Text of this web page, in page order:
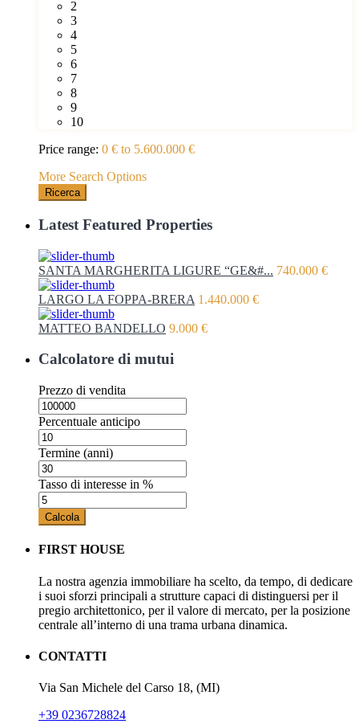
2
3
4
5
6
7
8
9
10
Price range: 0 € to 5.600.000 €
More Search Options
Ricerca
Latest Featured Properties
SANTA MARGHERITA LIGURE “GE&#... 740.000 €
LARGO LA FOPPA-BRERA 1.440.000 €
MATTEO BANDELLO 9.000 €
Calcolatore di mutui
Prezzo di vendita
Percentuale anticipo
Termine (anni)
Tasso di interesse in %
Calcola
FIRST HOUSE
La nostra agenzia immobiliare ha scelto, da tempo, di dedicare
i suoi sforzi principali a strutture capaci di distinguersi per il
pregio architettonico, per il valore di mercato, per la posizione
centrale all’interno di una trama urbana dinamica.
CONTATTI
Via San Michele del Carso 18, (MI)
+39 0236728824